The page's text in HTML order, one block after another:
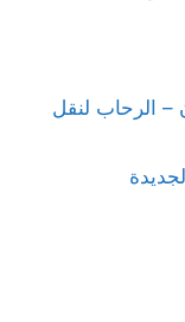
– الرحاب لنقل